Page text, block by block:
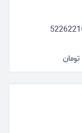
تومان